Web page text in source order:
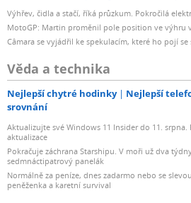
Výhřev, čidla a stačí, říká průzkum. Pokročilá
MotoGP: Martin proměnil pole position ve výhru
Câmara se vyjádřil ke spekulacím, které ho pojí se
Věda a technika
Nejlepší chytré hodinky Nejlepší
srovnání
Aktualizujte své Windows 11 Insider do 11.
aktualizace
Pokračuje záchrana Starshipu. V moři už dva
sedmnáctipatrový panelák
Normálně za peníze, dnes zadarmo nebo se
peněženka a karetní survival